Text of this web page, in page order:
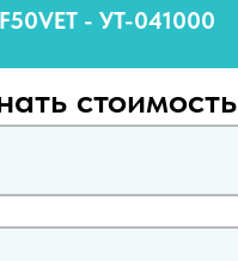
- УТ-041000
стоимость